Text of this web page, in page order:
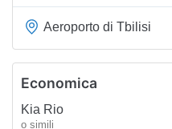
Aeroporto di Tbilisi
Economica
Kia Rio
o simili